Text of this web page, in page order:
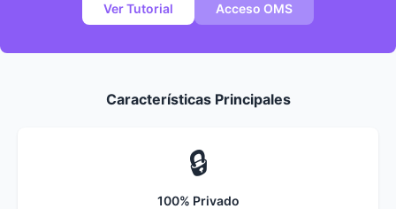
Ver Tutorial Acceso OMS
Características Principales
🔒
100% Privado